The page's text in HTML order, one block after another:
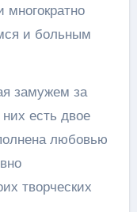
и больным
замужем за
есть двое
любовью
творческих